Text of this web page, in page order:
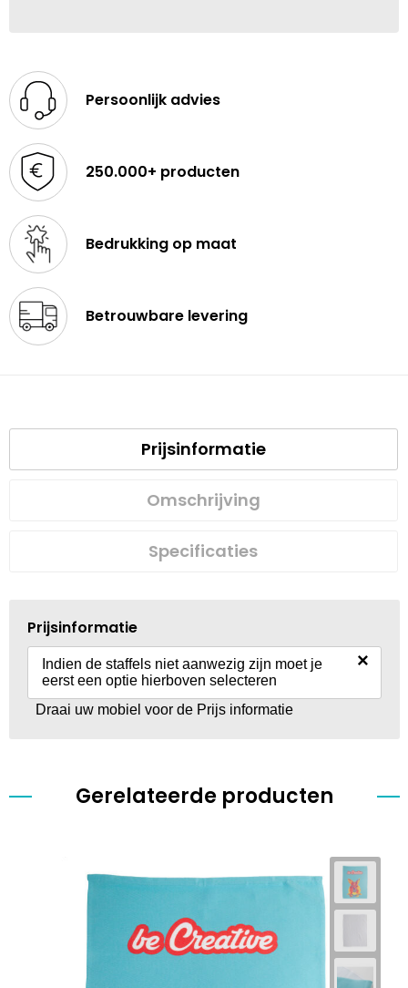
Persoonlijk advies
250.000+ producten
Bedrukking op maat
Betrouwbare levering
Prijsinformatie
Omschrijving
Specificaties
Prijsinformatie
Indien de staffels niet aanwezig zijn moet je
eerst een optie hierboven selecteren
×
Draai uw mobiel voor de Prijs informatie
Gerelateerde producten